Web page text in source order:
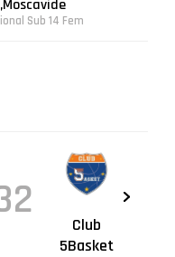
Sub 14 Fem
Club
5Basket